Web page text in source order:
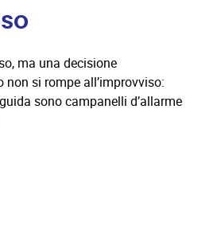
ma una decisione
si rompe all’improvviso:
sono campanelli d’allarme